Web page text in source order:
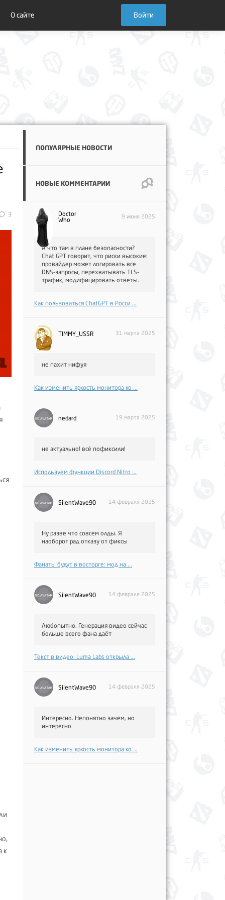
О сайте Войти
3
к
ПОПУЛЯРНЫЕ НОВОСТИ
НОВЫЕ КОММЕНТАРИИ
Doctor
Who
9 июня 2025
А что там в плане безопасности?
Chat GPT говорит, что риски высокие:
провайдер может логировать все
DNS-запросы, перехватывать TLS-
трафик, модифицировать ответы.
Как пользоваться ChatGPT в Росси ...
TIMMY_USSR 31 марта 2025
не пахит нифуя
Как изменить яркость монитора ко ...
nedard 19 марта 2025
не актуально! всё пофиксили!
Используем функции Discord Nitro ...
SilentWave90 14 февраля 2025
Ну разве что совсем олды. Я
наоборот рад отказу от фиксы
Фанаты будут в восторге: мод на ...
SilentWave90 14 февраля 2025
Любопытно. Генерация видео сейчас
больше всего фана даёт
Текст в видео: Luma Labs открыла ...
SilentWave90 14 февраля 2025
Интересно. Непонятно зачем, но
интересно
Как изменить яркость монитора ко ...